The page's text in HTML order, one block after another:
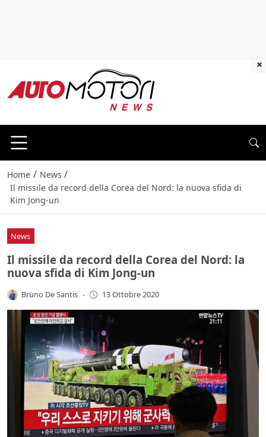
Home / News /
Il missile da record della Corea del Nord: la nuova sfida di
Kim Jong-un
News
Il missile da record della Corea del Nord: la
nuova sfida di Kim Jong-un
Bruno De Santis - 13 Ottobre 2020
×